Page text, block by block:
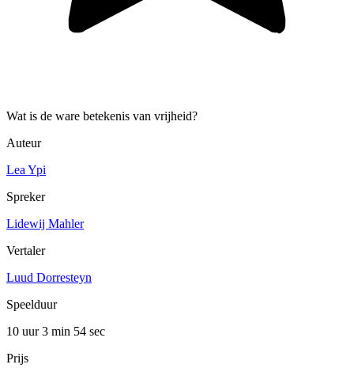
Wat is de ware betekenis van vrijheid?
Auteur
Lea Ypi
Spreker
Lidewij Mahler
Vertaler
Luud Dorresteyn
Speelduur
10 uur 3 min 54 sec
Prijs